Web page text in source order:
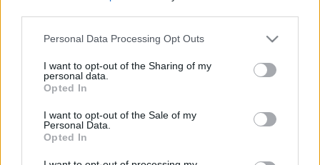
Please note that this website/app uses one or more Google
not limited to your visit or usage behaviour. You may click to
grant or deny consent to Google and its third-party tags to
use your data for below specified purposes in below Google
consent section.
Personal Data Processing Opt Outs
I want to opt-out of the Sharing of my
personal data.
Opted In
I want to opt-out of the Sale of my
Personal Data.
Opted In
Betegségek A-Z
Vizsgálat
Kezelés
Életmódváltás